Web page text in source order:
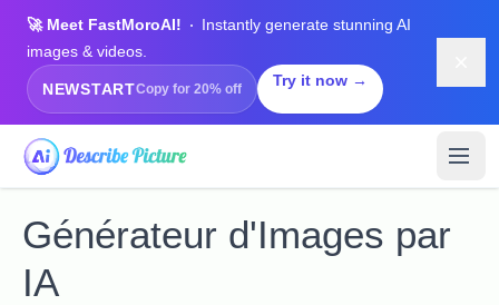
🚀 Meet FastMoroAI!
Instantly generate stunning AI
images & videos.
NEWSTARTCopy for 20% off Try it now →
Générateur d'Images par
IA